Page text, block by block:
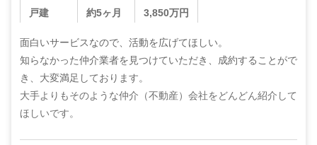
戸建
約5ヶ月
3,850万円
面白いサービスなので、活動を広げてほしい。
知らなかった仲介業者を見つけていただき、成約することがで
き、大変満足しております。
大手よりもそのような仲介（不動産）会社をどんどん紹介して
ほしいです。